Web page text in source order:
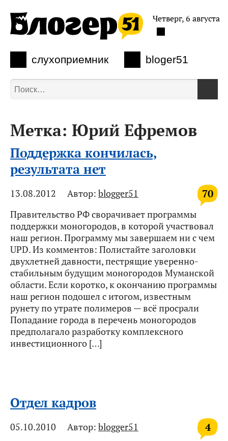
слухоприемник bloger51
Четверг, 6 августа
Метка: Юрий Ефремов
Поддержка кончилась,
результата нет
70
13.08.2012 Автор: blogger51
Правительство РФ сворачивает программы
поддержки моногородов, в которой участвовал
наш регион. Программу мы завершаем ни с чем
UPD. Из комментов: Полистайте заголовки
двухлетней давности, пестрящие уверенно-
стабильным будущим моногородов Муманской
области. Если коротко, к окончанию программы
наш регион подошел с итогом, известным
рунету по утрате полимеров — всё просрали
Попадание города в перечень моногородов
предполагало разработку комплексного
инвестиционного […]
Отдел кадров
4
05.10.2010 Автор: blogger51